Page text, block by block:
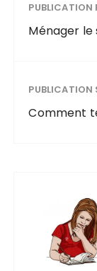
PUBLICATION
Ménager le
PUBLICATION
Comment